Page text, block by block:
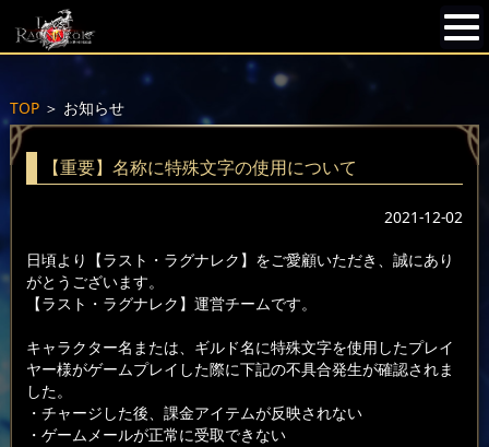
TOP＞ お知らせ
【重要】名称に特殊文字の使用について
2021-12-02
日頃より【ラスト・ラグナレク】をご愛顧いただき、誠にあり
がとうございます。
【ラスト・ラグナレク】運営チームです。
キャラクター名または、ギルド名に特殊文字を使用したプレイ
ヤー様がゲームプレイした際に下記の不具合発生が確認されま
した。
・チャージした後、課金アイテムが反映されない
・ゲームメールが正常に受取できない